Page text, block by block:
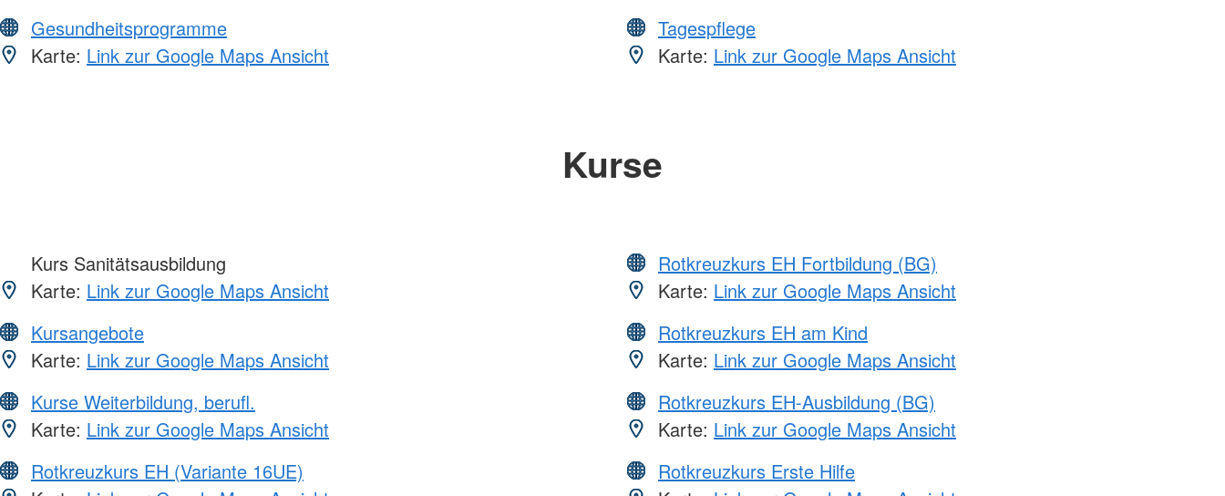
Gesundheitsprogramme
Karte: Link zur Google Maps Ansicht
Tagespflege
Karte: Link zur Google Maps Ansicht
Kurse
Kurs Sanitätsausbildung
Karte: Link zur Google Maps Ansicht
Kursangebote
Karte: Link zur Google Maps Ansicht
Kurse Weiterbildung, berufl.
Karte: Link zur Google Maps Ansicht
Rotkreuzkurs EH (Variante 16UE)
Rotkreuzkurs EH Fortbildung (BG)
Karte: Link zur Google Maps Ansicht
Rotkreuzkurs EH am Kind
Karte: Link zur Google Maps Ansicht
Rotkreuzkurs EH-Ausbildung (BG)
Karte: Link zur Google Maps Ansicht
Rotkreuzkurs Erste Hilfe